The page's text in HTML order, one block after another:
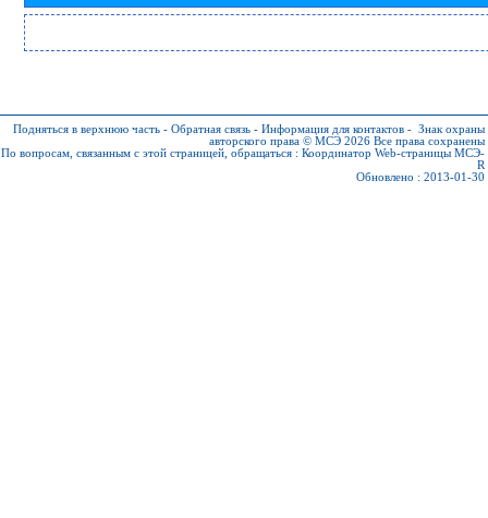
Подняться в верхнюю часть - Обратная связь - Информация для контактов - Знак охраны
авторского права © МСЭ 2026 Все права сохранены
По вопросам, связанным с этой страницей, обращаться : Координатор Web-страницы МСЭ-
R
Обновлено : 2013-01-30